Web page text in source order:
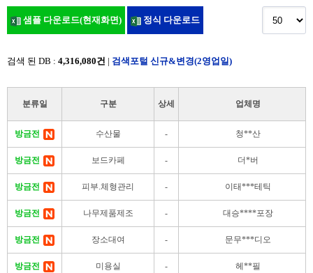
샘플 다운로드(현재화면) 정식 다운로드
검색 된 DB : 4,316,080건 | 검색포털 신규&변경(2영업일)
분류일 구분 상세 업체명
방금전 수산물 - 청**산
방금전 보드카페 - 더*버
방금전 피부.체형관리 - 이태***테틱
방금전 나무제품제조 - 대승****포장
방금전 장소대여 - 문무***디오
방금전 미용실 - 헤**필